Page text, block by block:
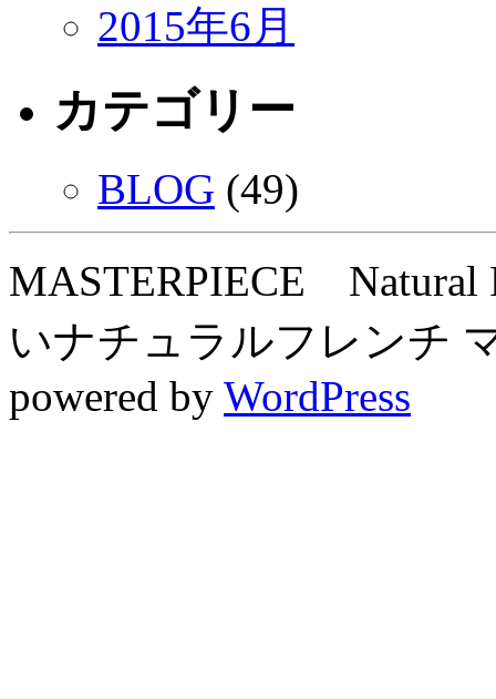
2015年6月
カテゴリー
BLOG (49)
MASTERPIECE Natural
いナチュラルフレンチ
powered by WordPress